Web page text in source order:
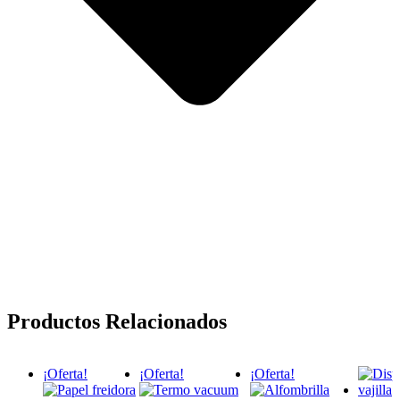
Productos Relacionados
¡Oferta! ¡Oferta! ¡Oferta!